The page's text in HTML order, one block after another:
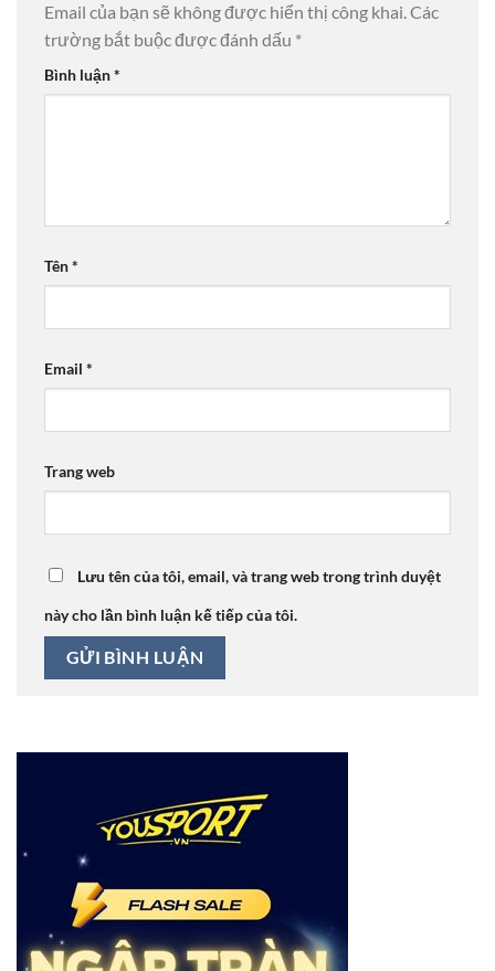
Email của bạn sẽ không được hiển thị công khai.Các
trường bắt buộc được đánh dấu *
Bình luận*
Tên*
Email *
Trang web
Lưu tên của tôi, email, và trang web trong trình duyệt
này cho lần bình luận kế tiếp của tôi.